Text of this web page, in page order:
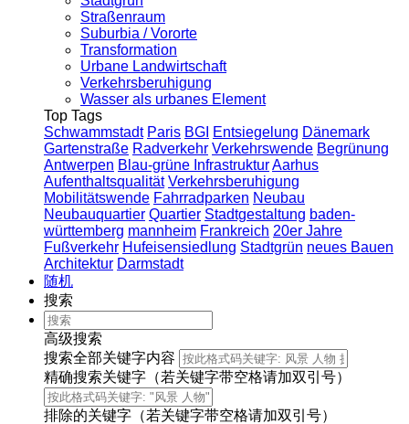
Straßenraum
Suburbia / Vororte
Transformation
Urbane Landwirtschaft
Verkehrsberuhigung
Wasser als urbanes Element
Top Tags
Schwammstadt Paris BGI Entsiegelung Dänemark
Gartenstraße Radverkehr Verkehrswende Begrünung
Antwerpen Blau-grüne InfrastrukturAarhus
Aufenthaltsqualität Verkehrsberuhigung
Mobilitätswende Fahrradparken Neubau
Neubauquartier Quartier Stadtgestaltung baden-
württemberg mannheim Frankreich 20er Jahre
Fußverkehr Hufeisensiedlung Stadtgrün neues Bauen
Architektur Darmstadt
随机
搜索
高级搜索
搜索全部关键字内容
精确搜索关键字（若关键字带空格请加双引号）
排除的关键字（若关键字带空格请加双引号）